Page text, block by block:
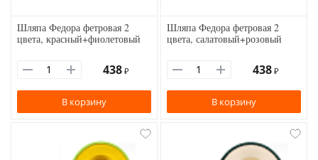
Шляпа Федора фетровая 2
цвета, красный+фиолетовый
438 ₽
В корзину
Шляпа Федора фетровая 2
цвета, салатовый+розовый
438 ₽
В корзину